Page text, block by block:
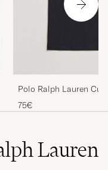
den
Polo Ralph Lauren
Fit Tee RL Black
75€
Lauren